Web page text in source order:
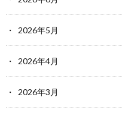
2026年5月
2026年4月
2026年3月